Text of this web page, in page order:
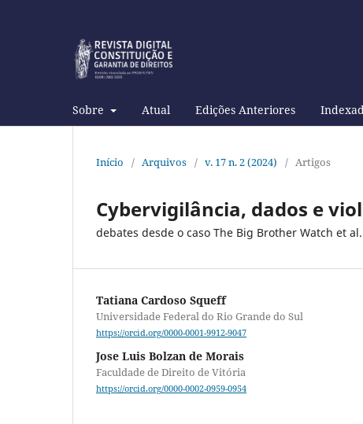
Sobre Atual Edições Anteriores
Início / Arquivos / v. 17 n. 2 (2024) / Artigos
Cybervigilância, dados e
debates desde o caso The Big Brother Watch et
Tatiana Cardoso Squeff
Universidade Federal do Rio Grande do Sul
https://orcid.org/0000-0001-9912-9047
Jose Luis Bolzan de Morais
Faculdade de Direito de Vitória
https://orcid.org/0000-0002-0959-0954